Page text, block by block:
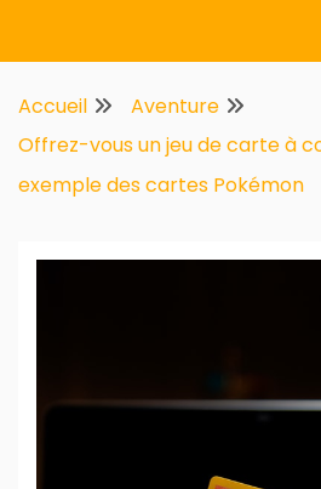
Multifirstnet
Accueil
Aventure
Offrez-vous un jeu de carte à
exemple des cartes Pokémon